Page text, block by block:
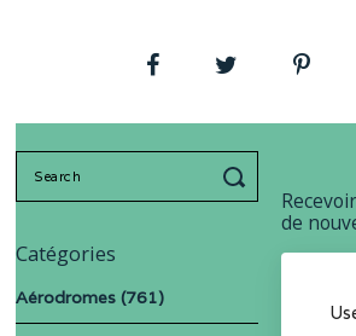
de
Catégories
Aérodromes (761)